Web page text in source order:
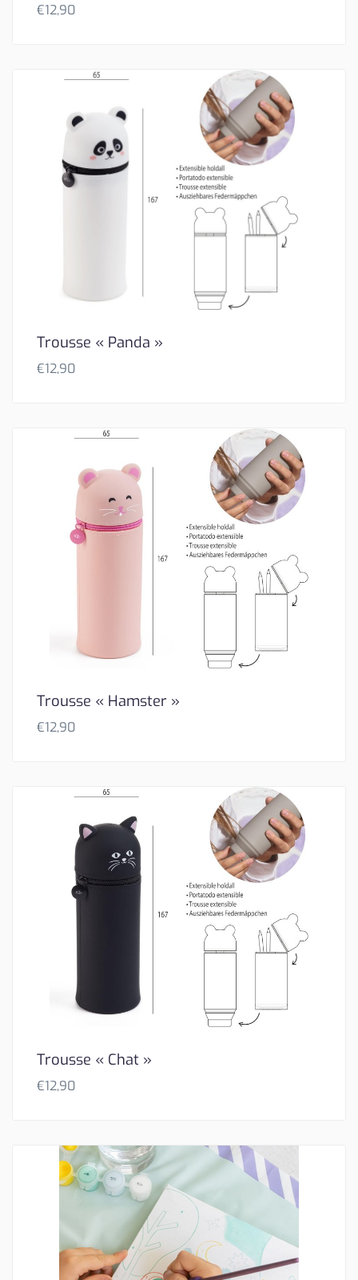
€12,90
Trousse « Panda »
€12,90
Trousse « Hamster »
€12,90
Trousse « Chat »
€12,90